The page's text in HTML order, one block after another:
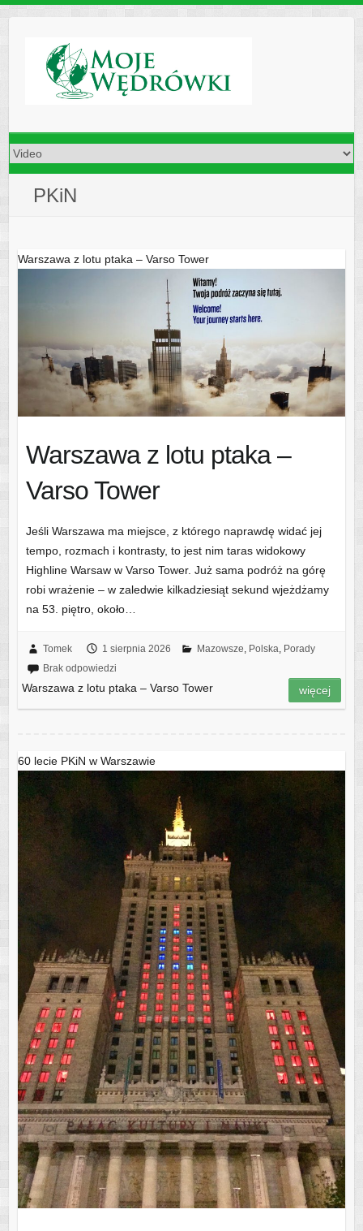
PKiN
Warszawa z lotu ptaka – Varso Tower
Warszawa z lotu ptaka –
Varso Tower
Jeśli Warszawa ma miejsce, z którego naprawdę widać jej
tempo, rozmach i kontrasty, to jest nim taras widokowy
Highline Warsaw w Varso Tower. Już sama podróż na górę
robi wrażenie – w zaledwie kilkadziesiąt sekund wjeżdżamy
na 53. piętro, około…
Tomek 1 sierpnia 2026 Mazowsze, Polska, Porady
Brak odpowiedzi
Warszawa z lotu ptaka – Varso Tower więcej
60 lecie PKiN w Warszawie